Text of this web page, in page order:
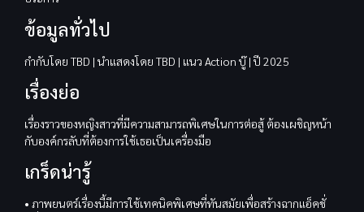
ข้อมูลทั่วไป
กำกับโดย TBD | นำแสดงโดย TBD | แนว Action บู๊ | ปี 2025
เรื่องย่อ
เรื่องราวของหญิงสาวที่มีความสามารถพิเศษในการต่อสู้ ต้องเผชิญหน้า
กับองค์กรลับที่ต้องการใช้เธอเป็นเครื่องมือ
เกร็ดน่ารู้
• ภาพยนตร์เรื่องนี้มีการใช้เทคนิคพิเศษที่ทันสมัยเพื่อสร้างฉากแอ็คชั่